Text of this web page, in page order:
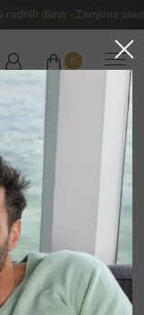
radnih dana – Zamjena
0